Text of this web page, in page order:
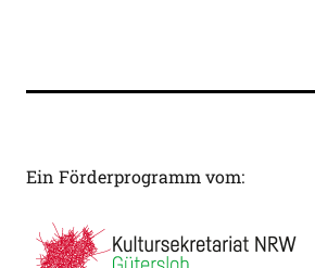
Ein Förderprogramm vom: